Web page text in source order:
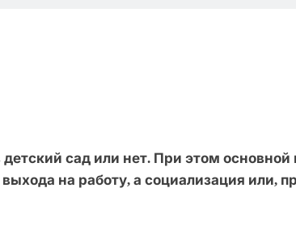
сад или нет. При этом основной
на работу, а социализация или,